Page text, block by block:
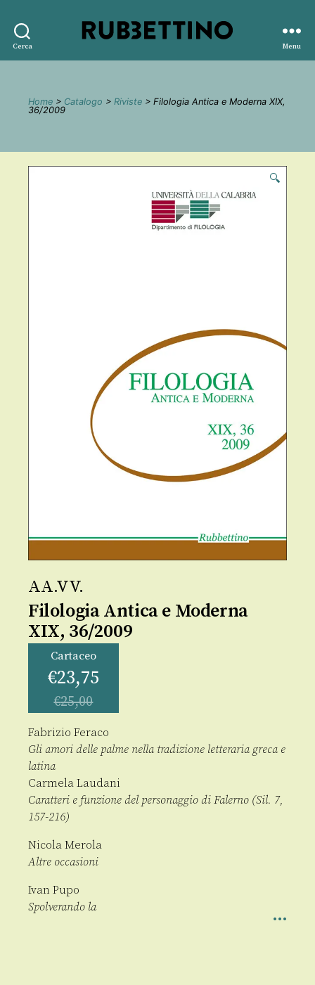
Cerca
editore
Menu
Home > Catalogo > Riviste > Filologia Antica e Moderna XIX,
36/2009
🔍
AA.VV.
Filologia Antica e Moderna
XIX, 36/2009
Cartaceo
€23,75
€25,00
Fabrizio Feraco
Gli amori delle palme nella tradizione letteraria greca e
latina
Carmela Laudani
Caratteri e funzione del personaggio di Falerno (Sil. 7,
157-216)
Nicola Merola
Altre occasioni
Ivan Pupo
Spolverando la